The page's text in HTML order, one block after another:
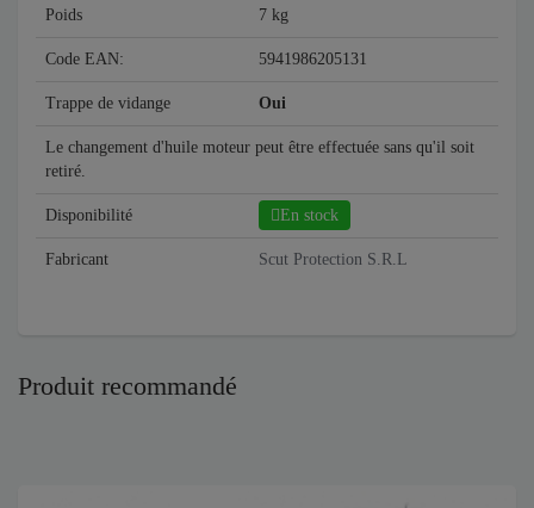
Poids 7 kg
Code EAN: 5941986205131
Trappe de vidange Oui
Le changement d'huile moteur peut être effectuée sans qu'il soit
retiré.
Disponibilité En stock
Fabricant Scut Protection S.R.L
Produit recommandé